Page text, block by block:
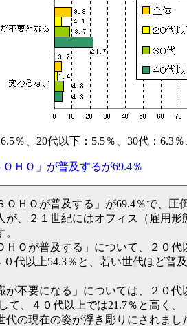
％、20代以下：5.5％、30代：6.3
ＨＯ」が普及するが69.4％
ＯＨＯが普及する」が69.4％で、圧
が、２１世紀にはオフィス（雇用形
ＨＯが普及する」について、２０代
０代以上54.3％と、若い世代ほど普
が不要になる」については、２０代
て、４０代以上では21.7％と高く、
代の現在の姿が浮き彫りにされまし